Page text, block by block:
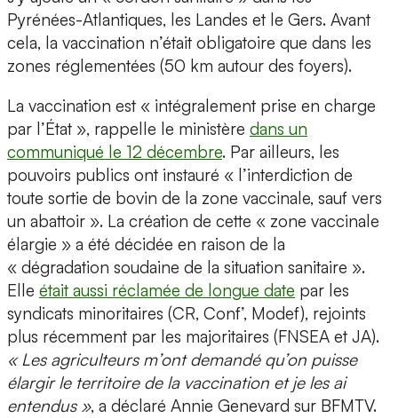
Pyrénées-Atlantiques, les Landes et le Gers. Avant
cela, la vaccination n’était obligatoire que dans les
zones réglementées (50 km autour des foyers).
La vaccination est « intégralement prise en charge
par l’État », rappelle le ministère dans un
communiqué le 12 décembre. Par ailleurs, les
pouvoirs publics ont instauré « l’interdiction de
toute sortie de bovin de la zone vaccinale, sauf vers
un abattoir ». La création de cette « zone vaccinale
élargie » a été décidée en raison de la
« dégradation soudaine de la situation sanitaire ».
Elle était aussi réclamée de longue date par les
syndicats minoritaires (CR, Conf’, Modef), rejoints
plus récemment par les majoritaires (FNSEA et JA).
« Les agriculteurs m’ont demandé qu’on puisse
élargir le territoire de la vaccination et je les ai
entendus », a déclaré Annie Genevard sur BFMTV.